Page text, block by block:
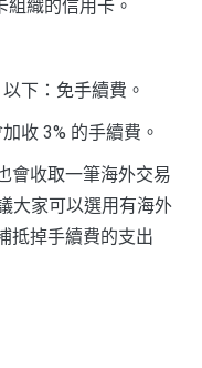
織的信用卡。
下：免手續費。
收 3% 的手續費。
會收取一筆海外交易
大家可以選用有海外
抵掉手續費的支出